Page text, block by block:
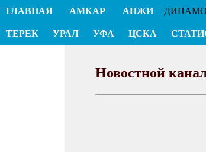
ГЛАВНАЯ АМКАР АНЖИ ДИНАМО
ТЕРЕК УРАЛ УФА ЦСКА
Новостной